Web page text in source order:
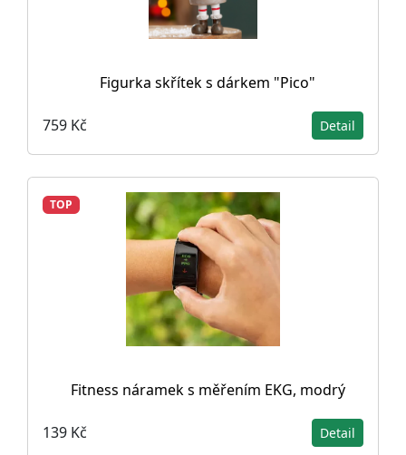
Figurka skřítek s dárkem "Pico"
759 Kč Detail
TOP
Fitness náramek s měřením EKG, modrý
139 Kč Detail